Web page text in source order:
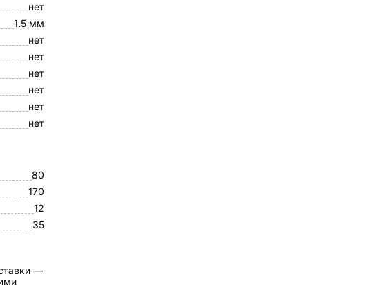
нет
1.5 мм
нет
нет
нет
нет
нет
нет
80
170
12
35
—